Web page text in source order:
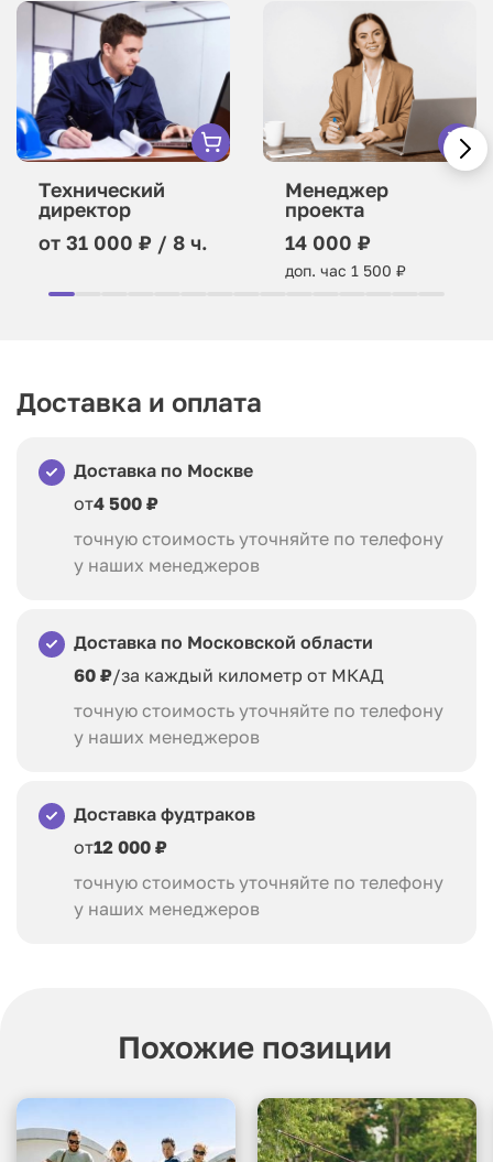
Технический
директор
от 31 000 ₽ / 8 ч.
Менеджер
проекта
14 000 ₽
доп. час 1 500 ₽
Доставка и оплата
Доставка по Москве
от4 500 ₽
точную стоимость уточняйте по телефону
у наших менеджеров
Доставка по Московской области
60 ₽/за каждый километр от МКАД
точную стоимость уточняйте по телефону
у наших менеджеров
Доставка фудтраков
от12 000 ₽
точную стоимость уточняйте по телефону
у наших менеджеров
Похожие позиции